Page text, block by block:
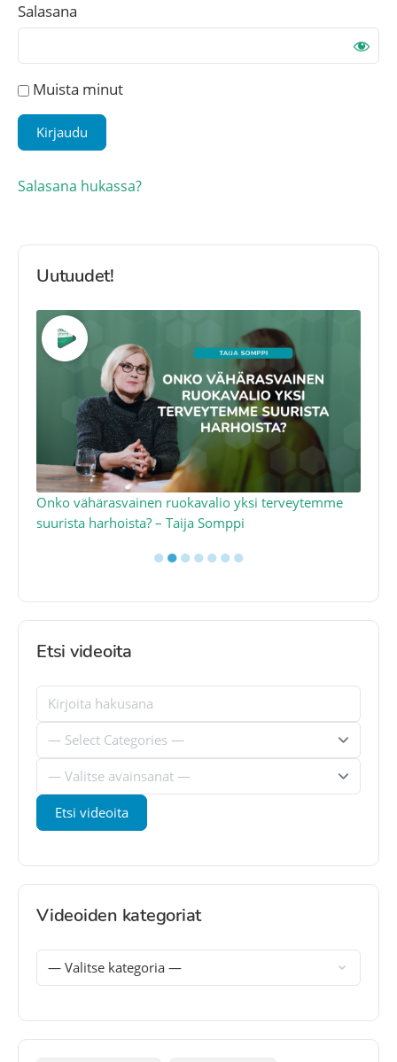
Salasana
Muista minut
Salasana hukassa?
Uutuudet!
Onko vähärasvainen ruokavalio yksi terveytemme
suurista harhoista? – Taija Somppi
●●●●●●●
Etsi videoita
Videoiden kategoriat